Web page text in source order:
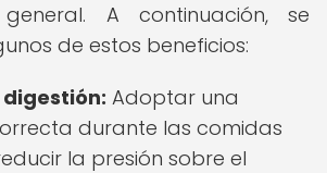
A continuación, se
de estos beneficios:
Adoptar una
durante las comidas
la presión sobre el